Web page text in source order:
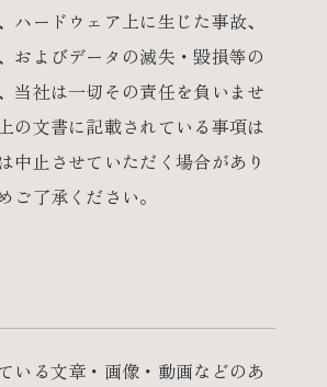
ハードウェア上に生じた事故、
およびデータの滅失・毀損等の
当社は一切その責任を負いませ
の文書に記載されている事項は
中止させていただく場合があり
ご了承ください。
いる文章・画像・動画などのあ